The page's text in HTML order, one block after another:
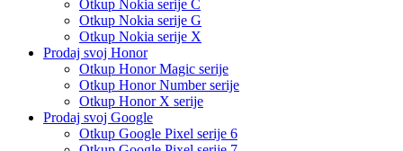
Otkup Nokia serije C
Otkup Nokia serije G
Otkup Nokia serije X
Prodaj svoj Honor
Otkup Honor Magic serije
Otkup Honor Number serije
Otkup Honor X serije
Prodaj svoj Google
Otkup Google Pixel serije 6